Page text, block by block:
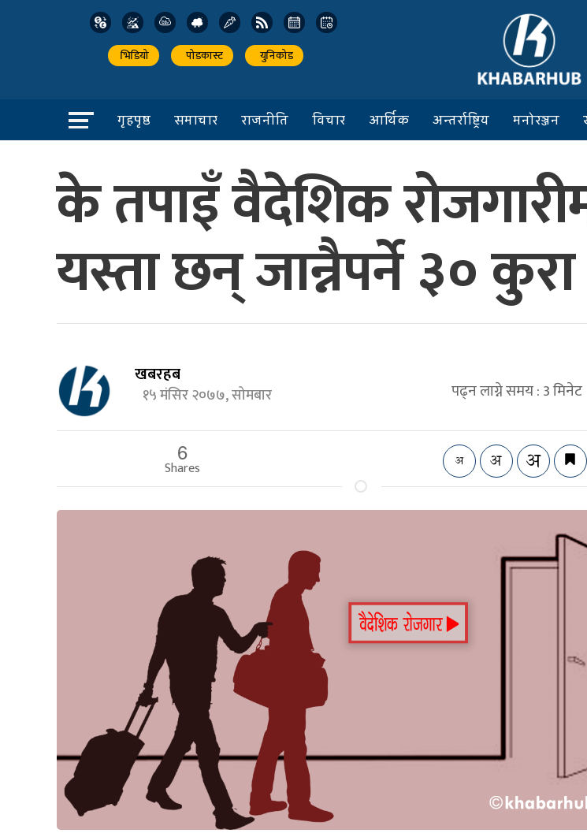
भिडियो पोडकास्ट युनिकोड
गृहपृष्ठ समाचार राजनीति विचार आर्थिक अन्तर्राष्ट्रिय मनोरञ्जन
के तपाइँ वैदेशिक
यस्ता छन् जान्नैपर्ने ३० कुरा
खबरहब
१५ मंसिर २०७७, सोमबार पढ्न लाग्ने समय :3मिनेट
6
Shares